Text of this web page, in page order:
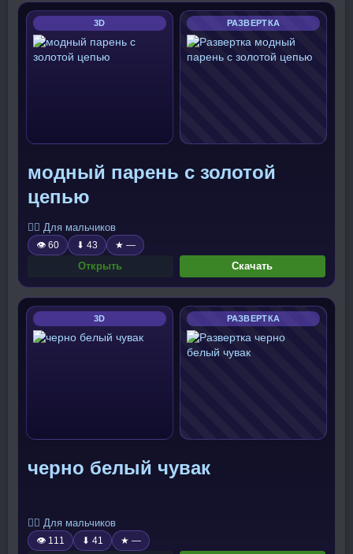
3D РАЗВЕРТКА
модный парень с золотой
цепью
🧍‍♂️ Для мальчиков
👁 60 ⬇ 43 ★ —
Открыть Скачать
3D РАЗВЕРТКА
черно белый чувак
🧍‍♂️ Для мальчиков
👁 111 ⬇ 41 ★ —